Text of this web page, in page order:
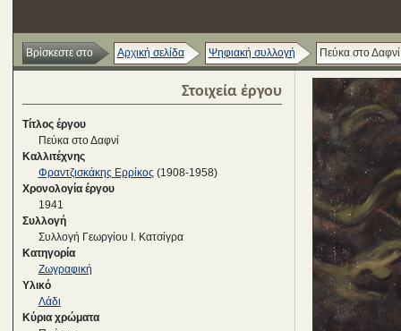
Βρίσκεστε στο Αρχική σελίδα Ψηφιακή συλλογή Πεύκα στο Δαφνί
Στοιχεία έργου
Τίτλος έργου
Πεύκα στο Δαφνί
Καλλιτέχνης
Φραντζισκάκης Ερρίκος (1908-1958)
Χρονολογία έργου
1941
Συλλογή
Συλλογή Γεωργίου Ι. Κατσίγρα
Κατηγορία
Ζωγραφική
Υλικό
Λάδι
Κύρια χρώματα